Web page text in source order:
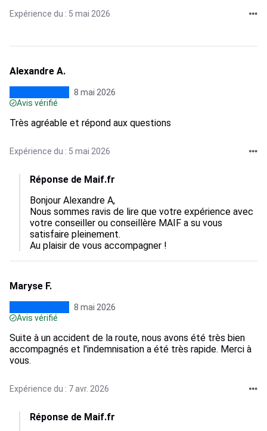
Expérience du : 5 mai 2026
Alexandre A.
8 mai 2026
Avis vérifié
Très agréable et répond aux questions
Expérience du : 5 mai 2026
Réponse de Maif.fr
Bonjour Alexandre A,
Nous sommes ravis de lire que votre expérience avec
votre conseiller ou conseillère MAIF a su vous
satisfaire pleinement.
Au plaisir de vous accompagner !
Maryse F.
8 mai 2026
Avis vérifié
Suite à un accident de la route, nous avons été très bien
accompagnés et l'indemnisation a été très rapide. Merci à
vous.
Expérience du : 7 avr. 2026
Réponse de Maif.fr